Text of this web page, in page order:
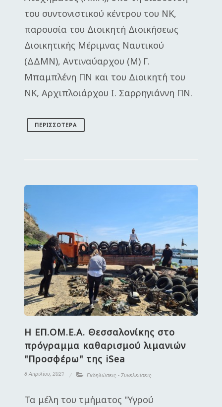
του συντονιστικού κέντρου του ΝΚ,
παρουσία του Διοικητή Διοικήσεως
Διοικητικής Μέριμνας Ναυτικού
(ΔΔΜΝ), Αντιναύαρχου (Μ) Γ.
Μπαμπλένη ΠΝ και του Διοικητή του
ΝΚ, Αρχιπλοιάρχου Ι. Σαρρηγιάννη ΠΝ.
ΠΕΡΙΣΣΌΤΕΡΑ
H ΕΠ.ΟΜ.Ε.Α. Θεσσαλονίκης στο
πρόγραμμα καθαρισμού λιμανιών
"Προσφέρω" της iSea
8 Απριλίου, 2021 Εκδηλώσεις - Συνελεύσεις
Τα μέλη του τμήματος "Υγρού